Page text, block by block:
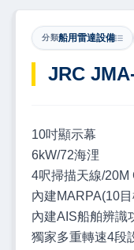
分類船用雷達設備
JRC
10吋顯示幕
6kW/72海浬
4呎掃描天線/20M
內建MARPA(10
內建AIS船舶辨識
獨家多重轉速4段